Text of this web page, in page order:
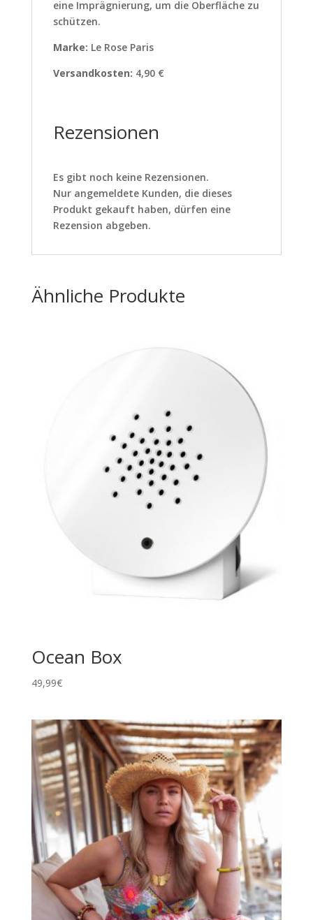
eine Imprägnierung, um die Oberfläche zu
schützen.
Marke: Le Rose Paris
Versandkosten: 4,90 €
Rezensionen
Es gibt noch keine Rezensionen.
Nur angemeldete Kunden, die dieses
Produkt gekauft haben, dürfen eine
Rezension abgeben.
Ähnliche Produkte
Ocean Box
49,99€